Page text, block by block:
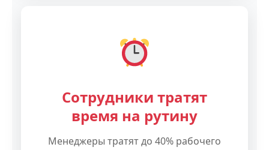
Сотрудники тратят
время на рутину
Менеджеры тратят до 40% рабочего